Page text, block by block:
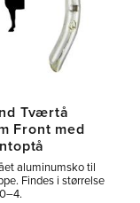
Tværtå
Front med
aluminumsko til
Findes i størrelse
0–4.